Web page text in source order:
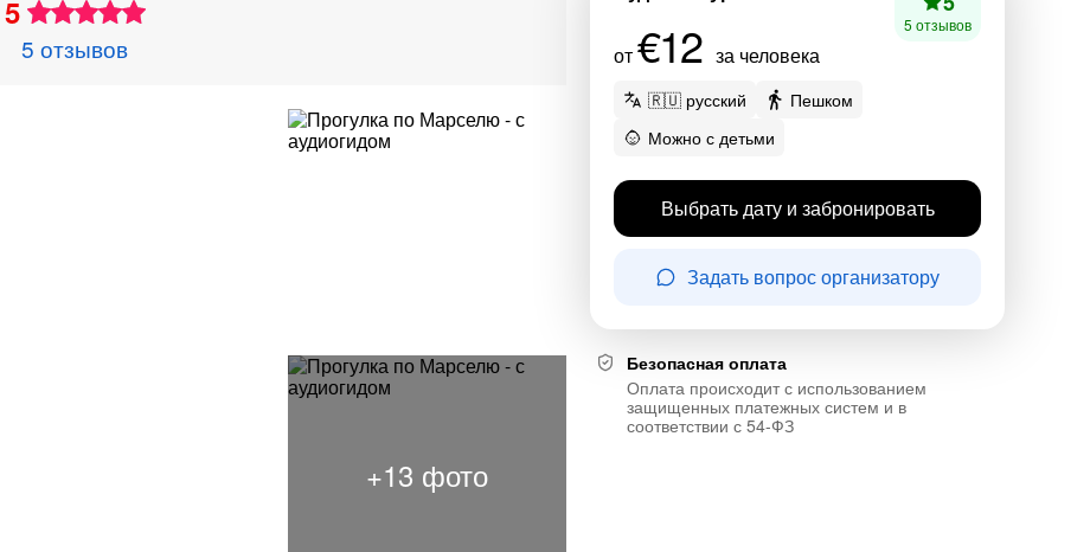
5
5 отзывов от€12 за человека
5 отзывов
🇷🇺 русский
Пешком
Можно с детьми
Выбрать дату и забронировать
Задать вопрос организатору
Безопасная оплата
Оплата происходит с использованием
защищенных платежных систем и в
соответствии с 54-ФЗ